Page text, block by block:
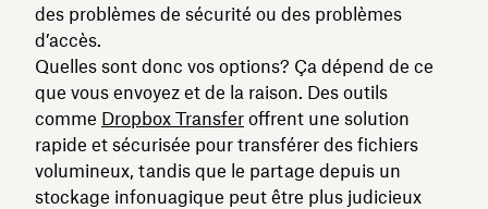
des problèmes de sécurité ou des problèmes
d’accès.
Quelles sont donc vos options? Ça dépend de ce
que vous envoyez et de la raison. Des outils
comme Dropbox Transfer offrent une solution
rapide et sécurisée pour transférer des fichiers
volumineux, tandis que le partage depuis un
stockage infonuagique peut être plus judicieux